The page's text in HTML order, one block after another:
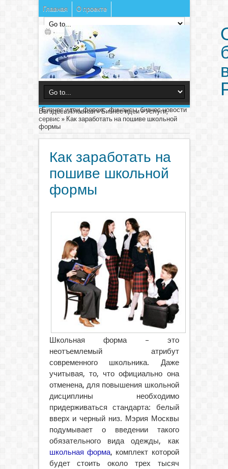
Главная О проекте
Бизнес идеи, форекс, финансы, бизнес новости
Вы здесь:Главная»Бизнес идеи»Услуги,
сервис » Как заработать на пошиве школьной
формы
Как заработать на
пошиве школьной
формы
Школьная форма – это
неотъемлемый атрибут
современного школьника. Даже
учитывая, то, что официально она
отменена, для повышения школьной
дисциплины необходимо
придерживаться стандарта: белый
вверх и черный низ. Мэрия Москвы
подумывает о введении такого
обязательного вида одежды, как
школьная форма, комплект которой
будет стоить около трех тысяч